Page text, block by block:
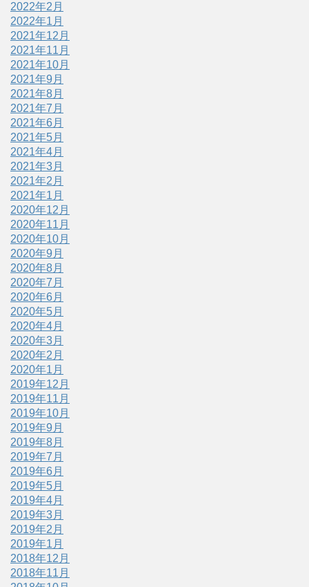
2022年2月
2022年1月
2021年12月
2021年11月
2021年10月
2021年9月
2021年8月
2021年7月
2021年6月
2021年5月
2021年4月
2021年3月
2021年2月
2021年1月
2020年12月
2020年11月
2020年10月
2020年9月
2020年8月
2020年7月
2020年6月
2020年5月
2020年4月
2020年3月
2020年2月
2020年1月
2019年12月
2019年11月
2019年10月
2019年9月
2019年8月
2019年7月
2019年6月
2019年5月
2019年4月
2019年3月
2019年2月
2019年1月
2018年12月
2018年11月